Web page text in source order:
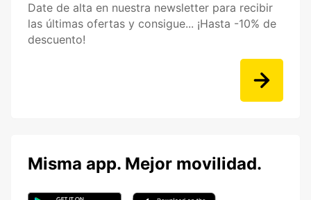
Date de alta en nuestra newsletter para recibir
las últimas ofertas y consigue... ¡Hasta -10% de
descuento!
Misma app. Mejor movilidad.